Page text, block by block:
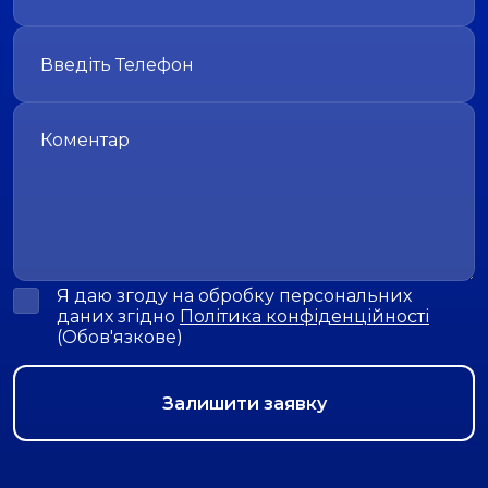
Я даю згоду на обробку персональних
даних згідно Політика конфіденційності
(Обов'язкове)